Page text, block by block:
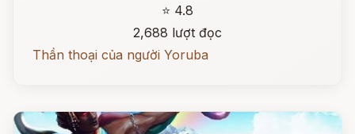
⭐ 4.8
2,688 lượt đọc
Thần thoại của người Yoruba